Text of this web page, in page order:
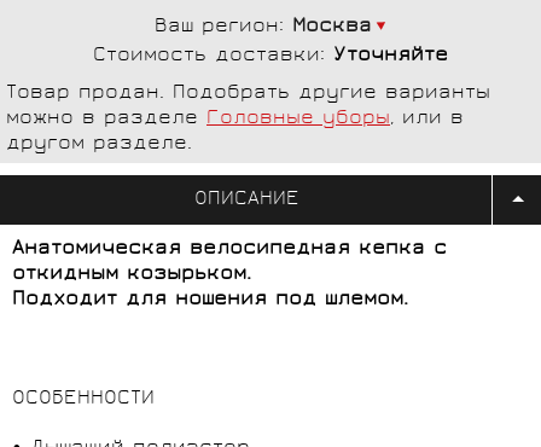
Ваш регион: Москва
Стоимость доставки: Уточняйте
Товар продан. Подобрать другие варианты
можно в разделе Головные уборы, или в
другом разделе.
ОПИСАНИЕ
Анатомическая велосипедная кепка с
откидным козырьком.
Подходит для ношения под шлемом.
ОСОБЕННОСТИ